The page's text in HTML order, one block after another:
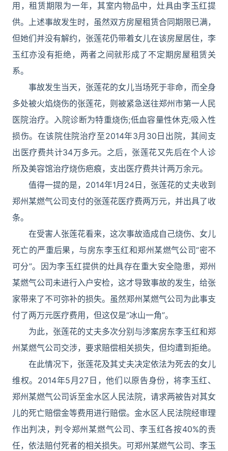
用，租赁期限为一年，其室内物品中，灶具由李玉红提
供。上述事故发生时，虽然双方房屋租赁合同期限已满，
但她们并没有解约，张莲花仍带着女儿在该房屋居住，李
玉红亦没有拒绝，两者之间就形成了不定期房屋租赁关
系。
事故发生当天，张莲花的女儿当场死于非命，而全身
多处被火焰烧伤的张莲花，则被紧急送往郑州市第一人民
医院治疗。入院诊断为特重烧伤;低血容量性休克;吸入性
损伤。在该院住院治疗至2014年3月30日出院，其间支
出医疗费共计34万多元。之后，张莲花又先后在个人诊
所及美容馆治疗烧伤疤痕，支出医疗费共计两万余元。
值得一提的是，2014年1月24日，张莲花的丈夫收到
郑州某燃气公司支付的张莲花医疗费两万元，并出具了收
条。
在受害人张莲花看来，这次事故造成自己烧伤、女儿
死亡的严重后果，与房东李玉红和郑州某燃气公司“密不
可分”。因为李玉红提供的灶具存在重大安全隐患，郑州
某燃气公司未进行入户安检，这才导致事故的发生，给张
家带来了不可弥补的损失。虽然郑州某燃气公司为此事支
付了两万元医疗费用，但这仅是“冰山一角”。
为此，张莲花的丈夫多次分别与涉案房东李玉红和郑
州某燃气公司交涉，要求赔偿相关损失，但均遭到拒绝。
在此情况下，张莲花及其丈夫决定依法为死去的女儿
维权。2014年5月27日，他们以原告身份，将李玉红、
郑州某燃气公司诉至金水区人民法院，请求两被告对其女
儿的死亡赔偿金等费用进行赔偿。金水区人民法院经审理
作出判决，判令郑州某燃气公司、李玉红各按40%的责
任，依法赔付死者的相关损失。可郑州某燃气公司、李玉